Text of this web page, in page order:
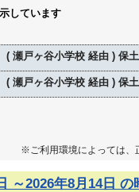
しています
( 瀬戸ヶ谷小学校 経由 ) 保
( 瀬戸ヶ谷小学校 経由 ) 保
※ご利用環境によっては、
～2026年8月14日 の